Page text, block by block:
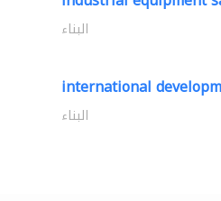
البناء
international
البناء